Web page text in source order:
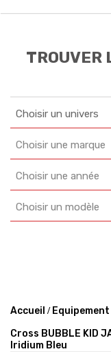
TROUVER
Choisir un univers
Choisir une marque
Choisir une année
Choisir un modèle
Accueil
Cross BUBBLE KID
Iridium Bleu